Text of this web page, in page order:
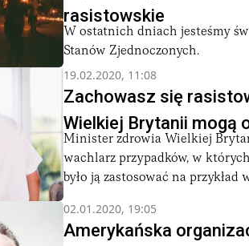
rasistowskie
W ostatnich dniach jesteśmy
Stanów Zjednoczonych.
19.02.2020, 11:08
Zachowasz się
Wielkiej Brytanii mogą
Minister zdrowia Wielkiej
wachlarz przypadków, w
było ją zastosować na przykład
02.01.2020, 19:05
Amerykańska